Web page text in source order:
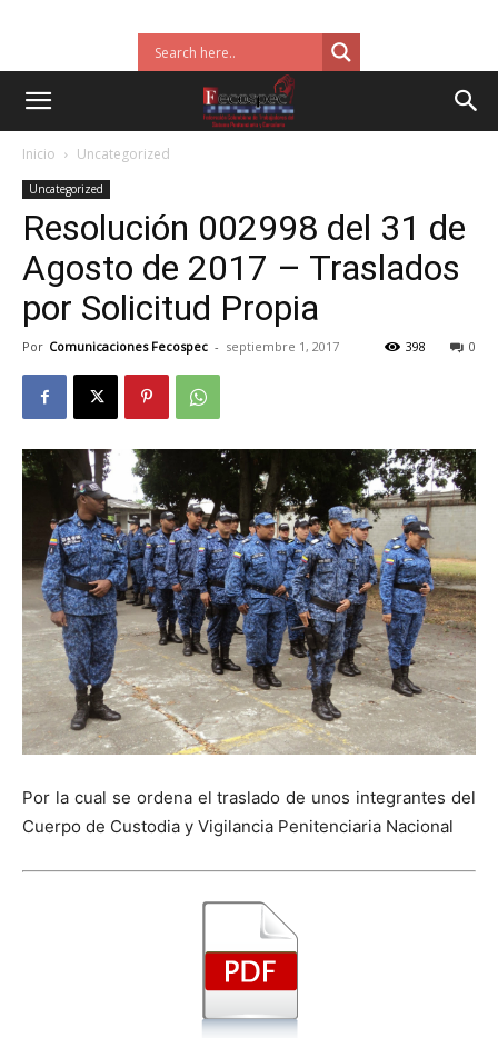
Inicio Uncategorized
Uncategorized
Resolución 002998 del 31 de
Agosto de 2017 – Traslados
por Solicitud Propia
Por Comunicaciones Fecospec - septiembre 1, 2017 0
398
Por la cual se ordena el traslado de unos integrantes del
Cuerpo de Custodia y Vigilancia Penitenciaria Nacional